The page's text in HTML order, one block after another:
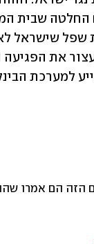
הזה הם אמרו